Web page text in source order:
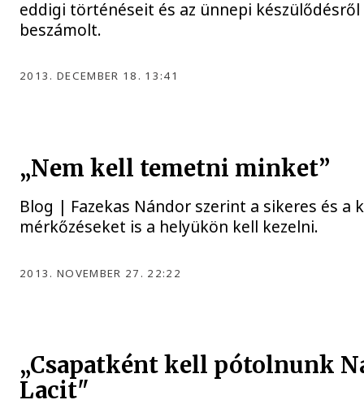
eddigi történéseit és az ünnepi készülődésről
beszámolt.
2013. DECEMBER 18. 13:41
„Nem kell temetni minket”
Blog | Fazekas Nándor szerint a sikeres és a
mérkőzéseket is a helyükön kell kezelni.
2013. NOVEMBER 27. 22:22
„Csapatként kell pótolnunk
Lacit"